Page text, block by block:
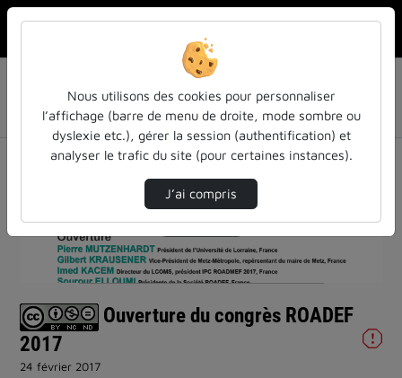
ROADEF' 2017 - 18ème Congrès de la Société Française
de Recherche Opérationnelle et d'Aide à
Ouverture du congrès ROADEF 2017
Lire
la
vidéo
Ouverture du congrès ROADEF
2017
24 février 2017
Nous utilisons des cookies pour personnaliser
l’affichage (barre de menu de droite, mode sombre ou
dyslexie etc.), gérer la session (authentification) et
analyser le trafic du site (pour certaines instances).
J’ai compris